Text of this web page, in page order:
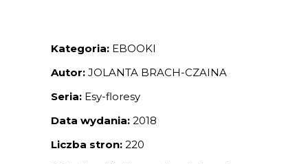
Kategoria: EBOOKI
Autor: JOLANTA BRACH-CZAINA
Seria: Esy-floresy
Data wydania: 2018
Liczba stron: 220